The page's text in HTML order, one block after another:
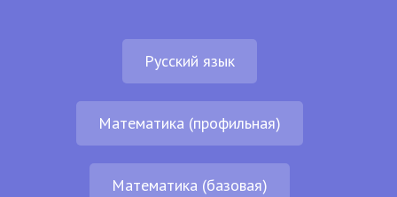
Русский язык
Математика (профильная)
Математика (базовая)